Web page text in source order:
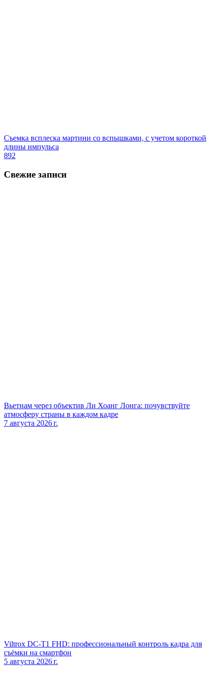
Съемка всплеска мартини со вспышками, с учетом короткой
длины импульса
892
Свежие записи
Вьетнам через объектив Ли Хоанг Лонга: почувствуйте
атмосферу страны в каждом кадре
7 августа 2026 г.
Viltrox DC‑T1 FHD: профессиональный контроль кадра для
съёмки на смартфон
5 августа 2026 г.